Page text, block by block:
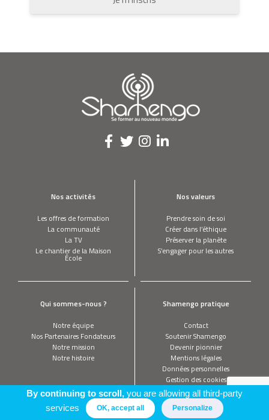
Nos activités
Les offres de formation
La communauté
La TV
Le chantier de la Maison
École
Nos valeurs
Prendre soin de soi
Créer dans l’éthique
Préserver la planète
S’engager pour les autres
Qui sommes-nous ?
Notre équipe
Nos Partenaires Fondateurs
Notre mission
Notre histoire
Shamengo pratique
Contact
Soutenir Shamengo
Devenir pionnier
Mentions légales
Données personnelles
Gestion des cookies
By continuing to scroll,you are allowing all third-party
services
OK, accept all Personalize